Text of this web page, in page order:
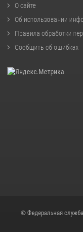
О сайте
Об использовании
Правила обработки
Сообщить об ошибках
© Федеральная